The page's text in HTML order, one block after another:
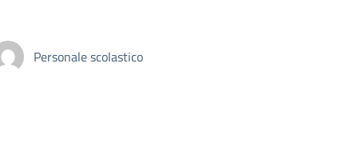
Personale scolastico